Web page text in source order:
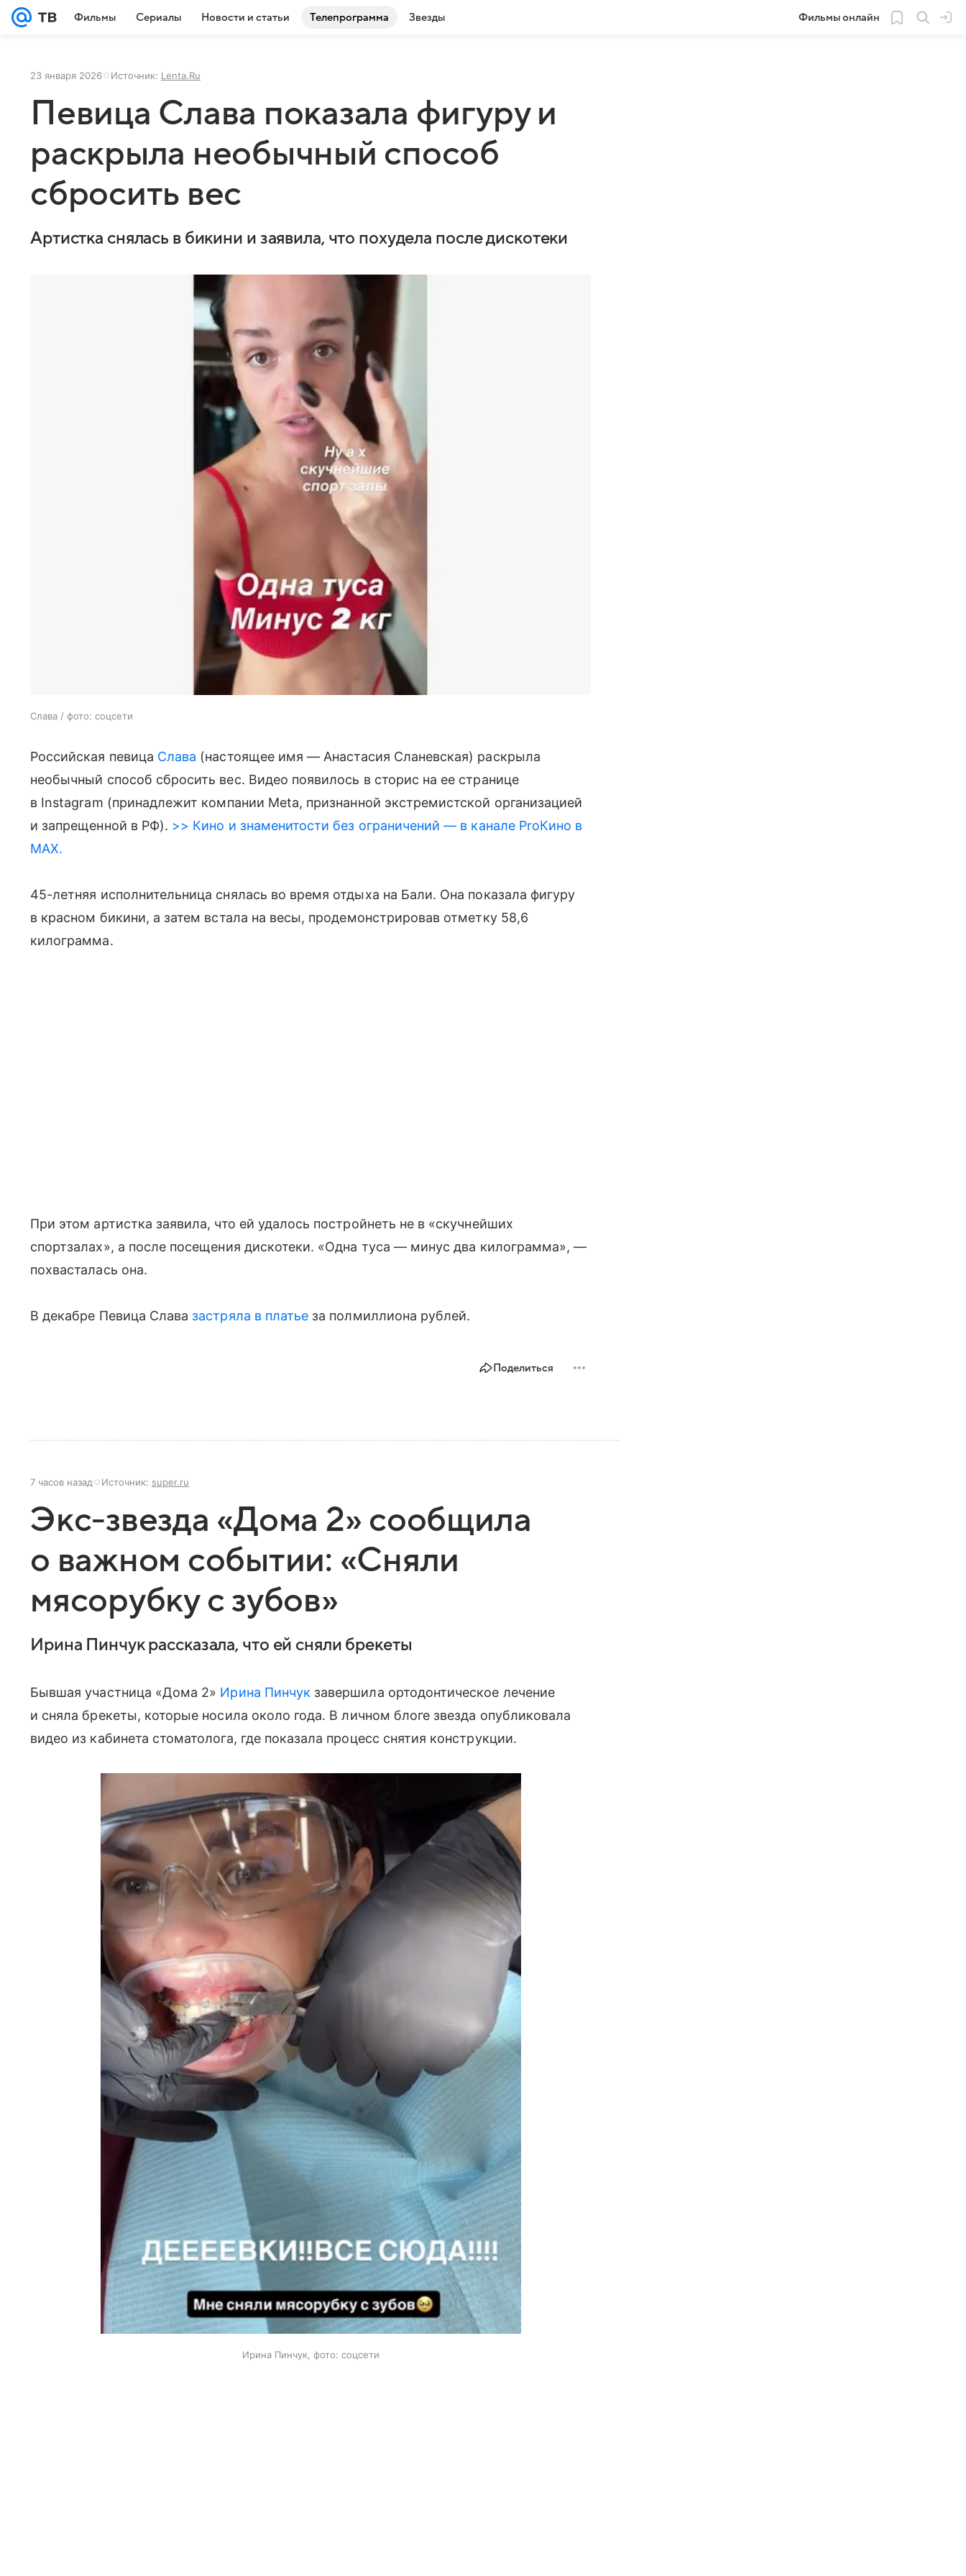
Фильмы Сериалы Новости и статьи Телепрограмма Звезды Фильмы онлайн
23 января 2026 Источник: Lenta.Ru
Певица Слава показала фигуру и
раскрыла необычный способ
сбросить вес
Артистка снялась в бикини и заявила, что похудела после дискотеки
Слава / фото: соцсети
Российская певица Слава (настоящее имя — Анастасия Сланевская) раскрыла
необычный способ сбросить вес. Видео появилось в сторис на ее странице
в Instagram (принадлежит компании Meta, признанной экстремистской организацией
и запрещенной в РФ). >> Кино и знаменитости без ограничений — в канале ProКино в
MAX.
45-летняя исполнительница снялась во время отдыха на Бали. Она показала фигуру
в красном бикини, а затем встала на весы, продемонстрировав отметку 58,6
килограмма.
При этом артистка заявила, что ей удалось постройнеть не в «скучнейших
спортзалах», а после посещения дискотеки. «Одна туса — минус два килограмма», —
похвасталась она.
В декабре Певица Слава застряла в платье за полмиллиона рублей.
Поделиться
7 часов назад Источник: super.ru
Экс-звезда «Дома 2» сообщила
о важном событии: «Сняли
мясорубку с зубов»
Ирина Пинчук рассказала, что ей сняли брекеты
Бывшая участница «Дома 2» Ирина Пинчук завершила ортодонтическое лечение
и сняла брекеты, которые носила около года. В личном блоге звезда опубликовала
видео из кабинета стоматолога, где показала процесс снятия конструкции.
Ирина Пинчук, фото: соцсети